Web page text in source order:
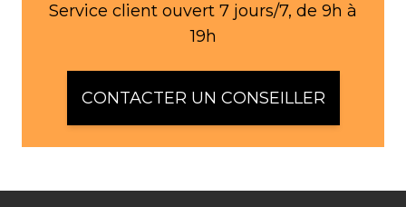
Service client ouvert 7 jours/7, de 9h à
19h
CONTACTER UN CONSEILLER